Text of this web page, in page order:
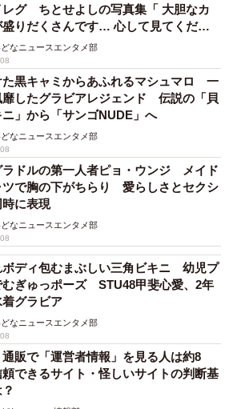
2/4
ある山中です。もともと大学生の時
しており、現在は大学在籍時の専
で社会人をしておりますが、ライフ
物の採集・調査、研究をしているこ
す。先日、山を歩いていて地面に
てよく見てみたら、このように脳み
きました。
で見られる洞窟真珠（ケイブパー
すが、通常はつるんとした表面で皺
ん。この脳みそのような石を見つけ
レグ ちとせよしの写真集「 大胆なカ
盛りだくさんです… 心して見てくださ
どなニュースエンタメ部
た黒キャミからあふれるマシュマロ 一
靡したグラビアレジェンド 伝説の「貝
ニ」から「サンゴNUDE」へ
どなニュースエンタメ部
ラドルの第一人者ピョ・ウンジ メイド
ツで胸の下がちらり 愛らしさとセクシ
時に表現
どなニュースエンタメ部
ボディ包むまぶしい三角ビキニ 幼児プ
むぎゅっポーズ STU48甲斐心愛、2年
着グラビア
どなニュースエンタメ部
販で「運営者情報」を見る人は約8
できるサイト・怪しいサイトの判断基